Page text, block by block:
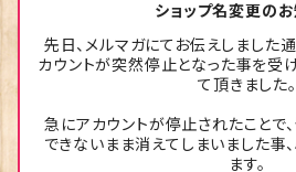
ショップ名変更の
先日、メルマガにてお伝えしました
カウントが突然停止となった事を受
て頂きました。
急にアカウントが停止されたことで
できないまま消えてしまいました事
ます。